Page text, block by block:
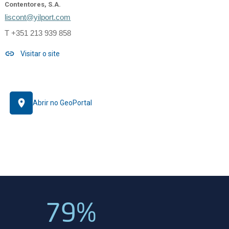
Contentores, S.A.
liscont@yilport.com
T +351 213 939 858
Visitar o site
Abrir no GeoPortal
79%